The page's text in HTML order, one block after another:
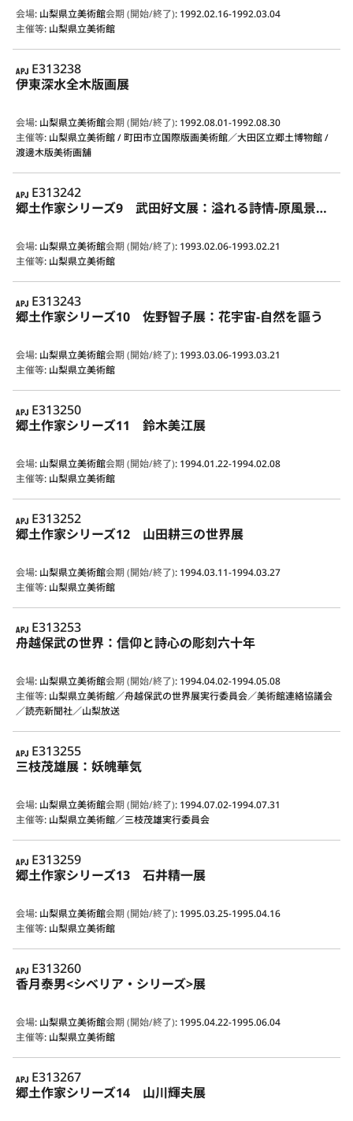
会場: 山梨県立美術館会期 (開始/終了): 1992.02.16-1992.03.04
主催等: 山梨県立美術館
APJ
E313238
伊東深水全木版画展
会場: 山梨県立美術館会期 (開始/終了): 1992.08.01-1992.08.30
主催等: 山梨県立美術館 / 町田市立国際版画美術館／大田区立郷土博物館 /
渡邊木版美術画舗
APJ
E313242
郷土作家シリーズ9 武田好文展：溢れる詩情-原風景の表出
会場: 山梨県立美術館会期 (開始/終了): 1993.02.06-1993.02.21
主催等: 山梨県立美術館
APJ
E313243
郷土作家シリーズ10 佐野智子展：花宇宙-自然を謳う
会場: 山梨県立美術館会期 (開始/終了): 1993.03.06-1993.03.21
主催等: 山梨県立美術館
APJ
E313250
郷土作家シリーズ11 鈴木美江展
会場: 山梨県立美術館会期 (開始/終了): 1994.01.22-1994.02.08
主催等: 山梨県立美術館
APJ
E313252
郷土作家シリーズ12 山田耕三の世界展
会場: 山梨県立美術館会期 (開始/終了): 1994.03.11-1994.03.27
主催等: 山梨県立美術館
APJ
E313253
舟越保武の世界：信仰と詩心の彫刻六十年
会場: 山梨県立美術館会期 (開始/終了): 1994.04.02-1994.05.08
主催等: 山梨県立美術館／舟越保武の世界展実行委員会／美術館連絡協議会
／読売新聞社／山梨放送
APJ
E313255
三枝茂雄展：妖魄華気
会場: 山梨県立美術館会期 (開始/終了): 1994.07.02-1994.07.31
主催等: 山梨県立美術館／三枝茂雄実行委員会
APJ
E313259
郷土作家シリーズ13 石井精一展
会場: 山梨県立美術館会期 (開始/終了): 1995.03.25-1995.04.16
主催等: 山梨県立美術館
APJ
E313260
香月泰男<シベリア・シリーズ>展
会場: 山梨県立美術館会期 (開始/終了): 1995.04.22-1995.06.04
主催等: 山梨県立美術館
APJ
E313267
郷土作家シリーズ14 山川輝夫展